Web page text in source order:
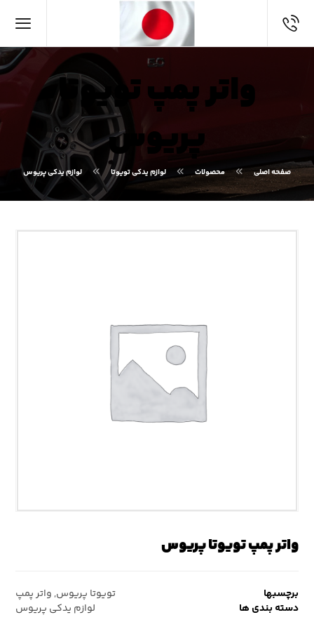
واتر پمپ تویوتا
پریوس
صفحه اصلی محصولات لوازم یدکی تویوتا لوازم یدکی پریوس
واتر پمپ تویوتا پریوس
برچسبها تویوتا پریوس, واتر پمپ
دسته بندی ها
لوازم یدکی پریوس